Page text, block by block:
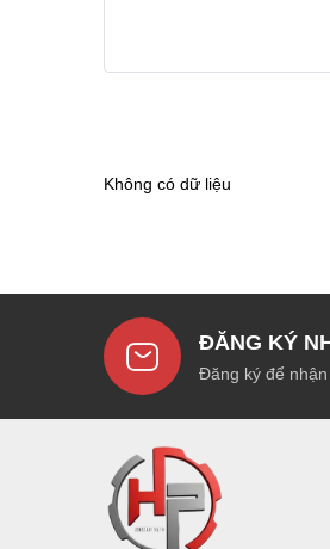
Không có dữ liệu
ĐĂNG KÝ
Đăng ký để